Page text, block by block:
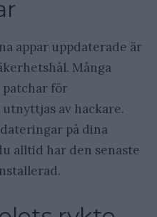
appar uppdaterade är
Många
för
av hackare.
på dina
alltid har den senaste